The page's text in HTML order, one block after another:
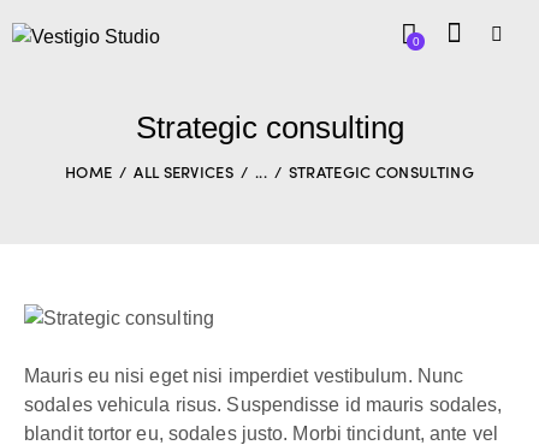
0
Strategic consulting
HOME ALL SERVICES ... STRATEGIC CONSULTING
Mauris eu nisi eget nisi imperdiet vestibulum. Nunc
sodales vehicula risus. Suspendisse id mauris sodales,
blandit tortor eu, sodales justo. Morbi tincidunt, ante vel